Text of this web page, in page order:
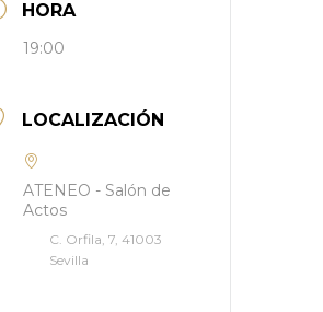
HORA
19:00
LOCALIZACIÓN
ATENEO - Salón de
Actos
C. Orfila, 7, 41003
Sevilla